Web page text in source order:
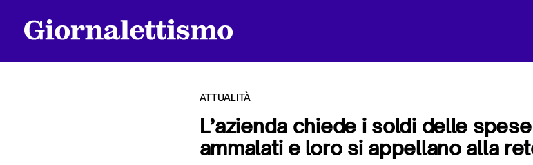
ATTUALITÀ
L’azienda chiede i soldi delle
ammalati e loro si appellano alla